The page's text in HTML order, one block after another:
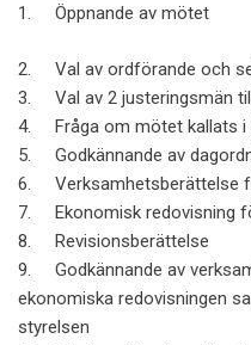
1. Öppnande av mötet
2. Val av ordförande och
3. Val av 2 justeringsmän
4. Fråga om mötet kallats i
5. Godkännande av
6. Verksamhetsberättelse
7. Ekonomisk redovisning
8. Revisionsberättelse
9. Godkännande av
ekonomiska redovisningen
styrelsen